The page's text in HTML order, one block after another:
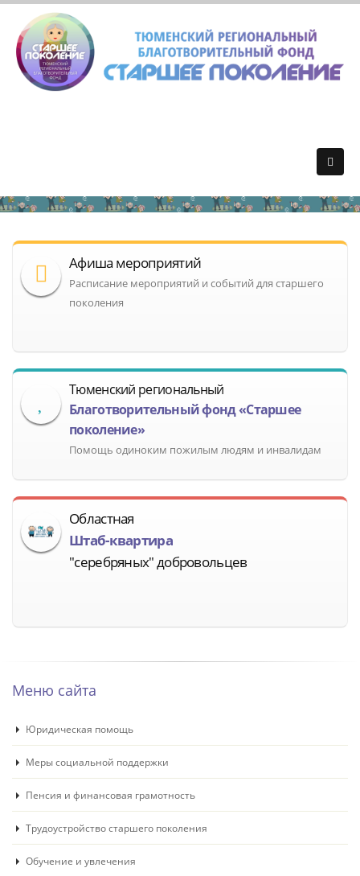
Афиша мероприятий
Расписание мероприятий и событий для старшего
поколения
Тюменский региональный
Благотворительный фонд «Старшее
поколение»
Помощь одиноким пожилым людям и инвалидам
Областная
Штаб-квартира
"серебряных" добровольцев
Меню сайта
Юридическая помощь
Меры социальной поддержки
Пенсия и финансовая грамотность
Трудоустройство старшего поколения
Обучение и увлечения